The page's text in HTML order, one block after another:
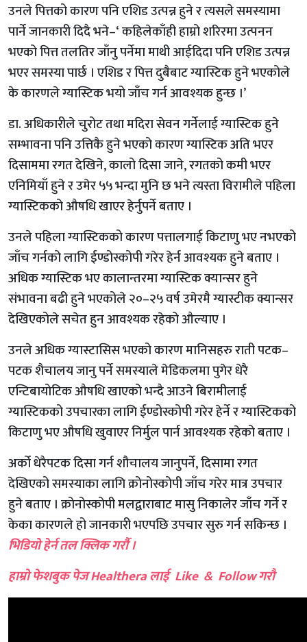
उनले पित्तको कारण पनि एशिड उत्पन्न हुने र त्यसले समस्यामा
पार्ने जानकारी दिदै भने–‘ कहिलेकाँही हाम्रो शरिरमा उत्पनन
भएको पित्त तलतिर जाँनु पर्नेमा माथी आईदिदा पनि एशिड उत्पन्न
भएर समस्या पार्छ । एशिड र पित्त दुबैबाट ग्यास्टिक हुने भएकोले
के कारणले ग्यास्टिक भयो जाँच गर्न आवश्यक हुन्छ ।’
डा. अधिकारीले चुरोट तथा मदिरा सेवन गर्नेलाई ग्यास्टिक हुने
सम्भावना पनि उत्तिकै हुने भएको कारण ग्यास्टिक अति भएर
दिसाममा रगत देखिने, कालो दिसा जाने, रगतको कमी भएर
एनिमियाँ हुने र उमेर ५५ भन्दा मुनि छ भने त्यस्ता विरामीले पहिला
ग्यास्टिकको औषधि खाएर हेर्नुपर्ने बताए ।
उनले पहिला ग्यास्टिकको कारण पत्तालगाई किटाणु भए नभएको
जाँच गर्नको लागि ईण्डोस्कोपी गरेर हेर्न आवश्यक हुने बताए ।
अधिक ग्यास्टिक भए कालान्तरमा ग्यास्टिक क्यान्सर हुने
संभावना बढी हुने भएकोले २०–२५ वर्ष उमेरमै ग्यास्टीक क्यान्सर
देखिएकोले सचेत हुन आवश्यक रहेको औल्याए ।
उनले अधिक ग्यास्टासिस भएको कारण मानिसहरु राती पटक–
पटक शैचालय जानु पर्ने समस्याले मेडिकलमा पुगेर धेरै
एन्टिबायोटिक औषधि खाएको भन्दै आउने बिरामीलाई
ग्यास्टिकको उपचारका लागि ईण्डोस्कोपी गरेर हेर्ने र ग्यास्टिकको
किटाणु भए औषधि खुवाएर निर्मुल पार्न आवश्यक रहेको बताए ।
अर्को धेरैपटक दिसा गर्न शौचालय जानुपर्ने, दिसामा रगत
देखिएको समस्याका लागि क्रोनोस्कोपी जाँच गरेर मात्र उपचार
हुने बताए । क्रोनोस्कोपी मलद्वाराबाट मासु निकालेर जाँच गर्ने र
केका कारणले हो जानकारी भएपछि उपचार सुरु गर्न सकिन्छ ।
भिडियो हेर्न तल क्लिक गर्रौ ।
हाम्रो फेशबुक पेज Healthera लाई Like & Follow गरौ